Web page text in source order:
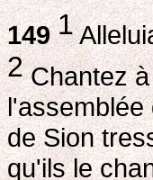
149 1
2Chantez à
de Sion
qu'ils le